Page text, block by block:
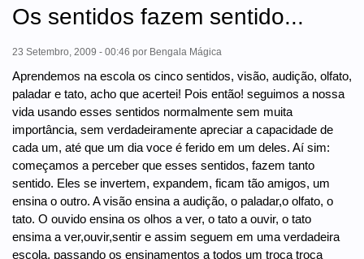
Os sentidos fazem sentido...
23 Setembro, 2009 - 00:46 por Bengala Mágica
Aprendemos na escola os cinco sentidos, visão, audição, olfato,
paladar e tato, acho que acertei! Pois então! seguimos a nossa
vida usando esses sentidos normalmente sem muita
importância, sem verdadeiramente apreciar a capacidade de
cada um, até que um dia voce é ferido em um deles. Aí sim:
começamos a perceber que esses sentidos, fazem tanto
sentido. Eles se invertem, expandem, ficam tão amigos, um
ensina o outro. A visão ensina a audição, o paladar,o olfato, o
tato. O ouvido ensina os olhos a ver, o tato a ouvir, o tato
ensima a ver,ouvir,sentir e assim seguem em uma verdadeira
escola, passando os ensinamentos a todos um troca troca